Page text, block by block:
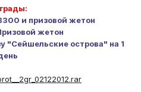
и призовой жетон
жетон
"Сейшельские острова" на 1